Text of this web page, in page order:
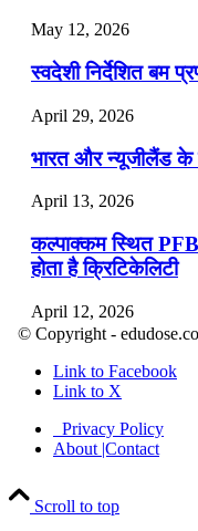
May 12, 2026
स्वदेशी निर्देशित बम
April 29, 2026
भारत और न्यूजीलैंड के
April 13, 2026
कल्पाक्कम स्थित
होता है क्रिटिकेलिटी
April 12, 2026
April 9, 2026
नासा का आर्टेमिस-2
पहुंचा
April 7, 2026
© Copyright -
Link to Facebook
Link to X
Privacy Policy
About |Contact
Scroll to top